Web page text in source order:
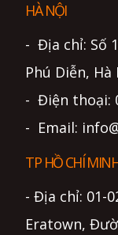
HÀ NỘI
- Địa chỉ: Số
Phú Diễn, Hà
- Điện thoại:
- Email:
TP HỒ CHÍ
- Địa chỉ: 01-
Eratown,